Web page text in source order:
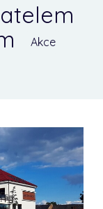
Akce